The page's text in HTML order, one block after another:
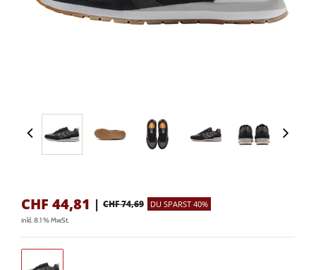
CHF 44,81 | CHF 74,69 DU SPARST 40%
inkl. 8.1 % MwSt.